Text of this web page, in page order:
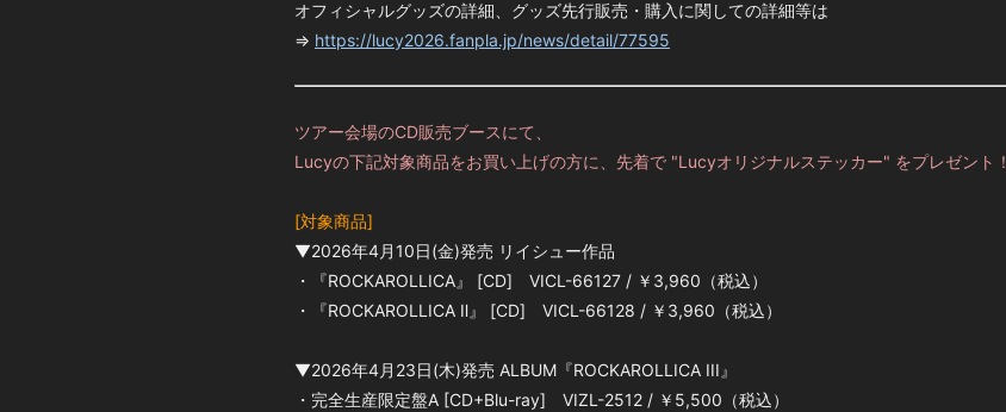
オフィシャルグッズの詳細、グッズ先行販売・購入に関しての詳細等は
⇒ https://lucy2026.fanpla.jp/news/detail/77595
ツアー会場のCD販売ブースにて、
Lucyの下記対象商品をお買い上げの方に、先着で "Lucyオリジナルステッカー" をプレゼント！
[対象商品]
▼2026年4月10日(金)発売 リイシュー作品
・『ROCKAROLLICA』 [CD] VICL-66127 / ￥3,960（税込）
・『ROCKAROLLICA Ⅱ』 [CD] VICL-66128 / ￥3,960（税込）
▼2026年4月23日(木)発売 ALBUM『ROCKAROLLICA III』
・完全生産限定盤A [CD+Blu-ray] VIZL-2512 / ￥5,500（税込）